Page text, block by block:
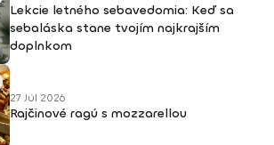
frekventantkou v
akademickej pôde som vďaka
praxi v odbore dostala tiež
na výskume pod záštitou Robert
bola prvým krokom k
vízie česko-americkej pôsobnosti
Lekcie letného sebavedomia: Keď sa
sebaláska stane tvojím najkrajším
doplnkom
27 Júl 2026
Rajčinové ragú s mozzarellou